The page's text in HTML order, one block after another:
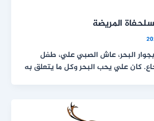
المريضة
البحر، عاش الصبي علي، طفل
كان علي يحب البحر وكل ما يتعلق به